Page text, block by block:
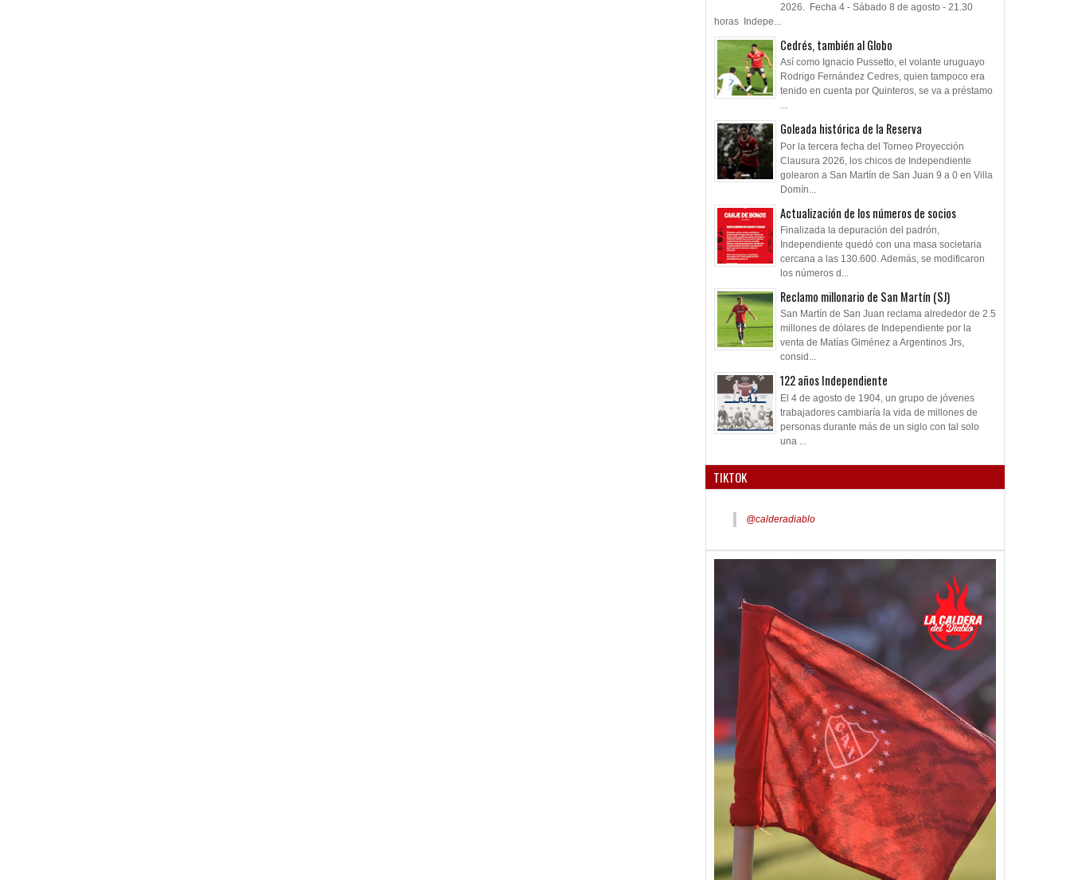
2026. Fecha 4 - Sábado 8 de agosto - 21.30
horas Indepe...
Cedrés, también al Globo
Así como Ignacio Pussetto, el volante uruguayo
Rodrigo Fernández Cedres, quien tampoco era
tenido en cuenta por Quinteros, se va a préstamo
...
Goleada histórica de la Reserva
Por la tercera fecha del Torneo Proyección
Clausura 2026, los chicos de Independiente
golearon a San Martín de San Juan 9 a 0 en Villa
Domín...
Actualización de los números de socios
Finalizada la depuración del padrón,
Independiente quedó con una masa societaria
cercana a las 130.600. Además, se modificaron
los números d...
Reclamo millonario de San Martín (SJ)
San Martín de San Juan reclama alrededor de 2.5
millones de dólares de Independiente por la
venta de Matías Giménez a Argentinos Jrs,
consid...
122 años Independiente
El 4 de agosto de 1904, un grupo de jóvenes
trabajadores cambiaría la vida de millones de
personas durante más de un siglo con tal solo
una ...
TIKTOK
@calderadiablo